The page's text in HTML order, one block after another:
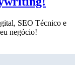
SEO Técnico e
negócio!